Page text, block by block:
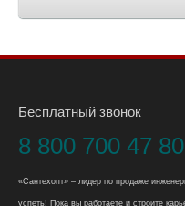
Бесплатный звонок
8 800 700 47 80
«Сантехопт» – лидер по продаже
успеть! Пока вы работаете и строите